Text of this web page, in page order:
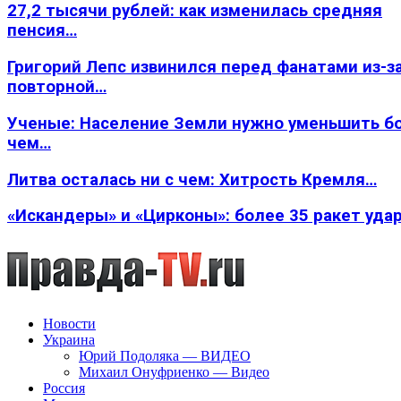
27,2 тысячи рублей: как изменилась средняя
пенсия…
Григорий Лепс извинился перед фанатами из-
повторной…
Ученые: Население Земли нужно уменьшить
чем…
Литва осталась ни с чем: Хитрость Кремля…
«Искандеры» и «Цирконы»: более 35 ракет
Новости
Украина
Юрий Подоляка — ВИДЕО
Михаил Онуфриенко — Видео
Россия